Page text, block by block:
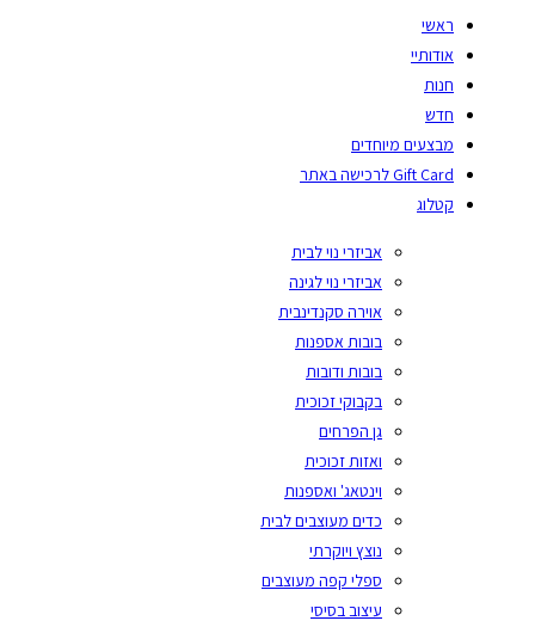
ראשי
אודותיי
חנות
חדש
מבצעים מיוחדים
Gift Card לרכישה באתר
קטלוג
אביזרי נוי לבית
אביזרי נוי לגינה
אוירה סקנדינבית
בובות אספנות
בובות ודובות
בקבוקי זכוכית
גן הפרחים
ואזות זכוכית
וינטאג' ואספנות
כדים מעוצבים לבית
נוצץ ויוקרתי
ספלי קפה מעוצבים
עיצוב בסיסי